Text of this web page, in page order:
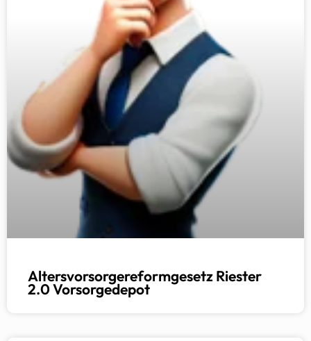
Altersvorsorgereformgesetz Riester
2.0 Vorsorgedepot